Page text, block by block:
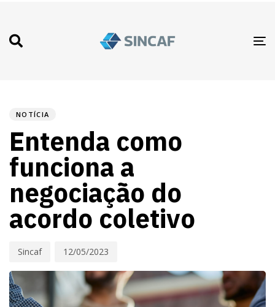
NOTÍCIA
Entenda como
funciona a
negociação do
acordo coletivo
Sincaf 12/05/2023